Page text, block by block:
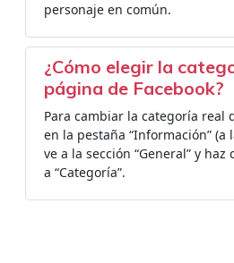
personaje en común.
¿Cómo elegir la
página de Facebook?
Para cambiar la categoría real
en la pestaña “Información” (a
ve a la sección “General” y
a “Categoría”.